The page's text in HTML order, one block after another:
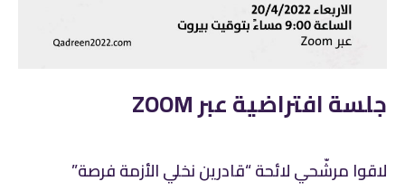
جلسة افتراضية عبر ZOOM
لاقوا مرشّحي لائحة “قادرين نخلي الأزمة فرصة”